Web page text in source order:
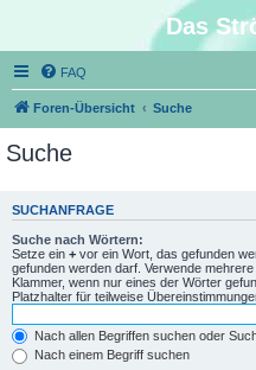
Das
FAQ
Foren-Übersicht Suche
Suche
SUCHANFRAGE
Suche nach Wörtern:
Setze ein + vor ein Wort, das gefunden
gefunden werden darf. Verwende
Klammer, wenn nur eines der Wörter
Platzhalter für teilweise
Nach allen Begriffen suchen oder
Nach einem Begriff suchen